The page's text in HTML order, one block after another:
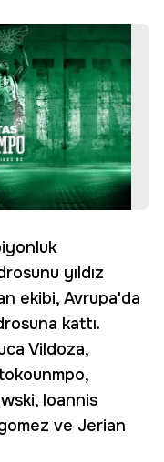
yıldız
ekibi, Avrupa'da
kattı.
Vildoza,
Ioannis
ve Jerian